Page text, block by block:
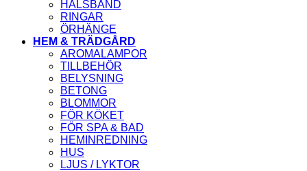
HALSBAND
RINGAR
ÖRHÄNGE
HEM & TRÄDGÅRD
AROMALAMPOR
TILLBEHÖR
BELYSNING
BETONG
BLOMMOR
FÖR KÖKET
FÖR SPA & BAD
HEMINREDNING
HUS
LJUS / LYKTOR